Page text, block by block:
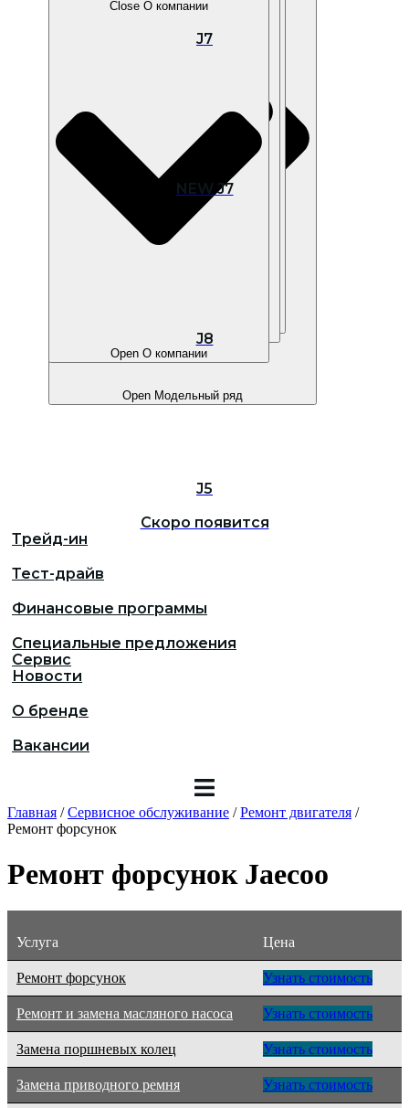
Open В наличии
Open Модельный ряд
Open Владельцам
Close О компании
Open О компании
J7
NEW J7
J8
J5
Скоро появится
Трейд-ин
Тест-драйв
Финансовые программы
Специальные предложения
Сервис
Новости
О бренде
Вакансии
Главная /Сервисное обслуживание /Ремонт двигателя /
Ремонт форсунок
Ремонт форсунок Jaecoo
Услуга Цена
Ремонт форсунок Узнать стоимость
Ремонт и замена масляного насоса Узнать стоимость
Замена поршневых колец Узнать стоимость
Замена приводного ремня Узнать стоимость